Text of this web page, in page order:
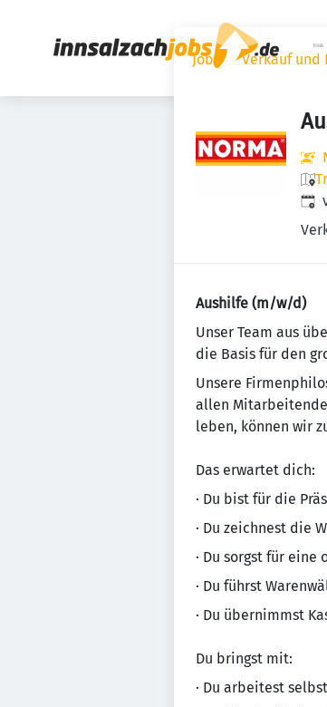
Jobs Verkauf und
Aushilfe (m/w/d)
Un­se­r Team aus
die Basis für den
Unsere
allen
leben, können wir
Das erwartet dich:
· Du bist für die
· Du zeichnest die
· Du sorgst für
· Du führst
· Du übernimmst
Du bringst mit:
· Du arbeitest